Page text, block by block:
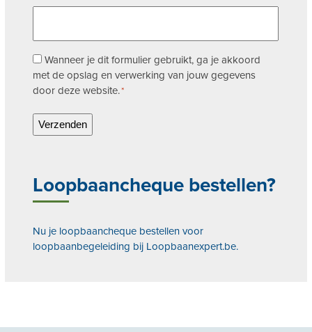
Toestemming
*
Wanneer je dit formulier gebruikt, ga je akkoord
met de opslag en verwerking van jouw gegevens
door deze website.*
Loopbaancheque bestellen?
Nu je loopbaancheque bestellen voor
loopbaanbegeleiding bij Loopbaanexpert.be.